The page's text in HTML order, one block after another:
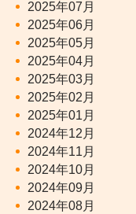
2025年07月
2025年06月
2025年05月
2025年04月
2025年03月
2025年02月
2025年01月
2024年12月
2024年11月
2024年10月
2024年09月
2024年08月